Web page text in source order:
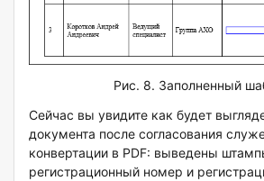
Рис. 8. Заполненный
Сейчас вы увидите как будет
документа после согласования
конвертации в PDF: выведены
регистрационный номер и